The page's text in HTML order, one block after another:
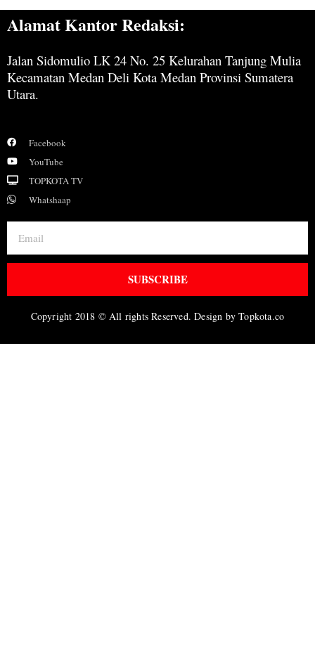
Alamat Kantor Redaksi:
Jalan Sidomulio LK 24 No. 25 Kelurahan Tanjung Mulia
Kecamatan Medan Deli Kota Medan Provinsi Sumatera
Utara.
Facebook
YouTube
TOPKOTA TV
Whatshaap
SUBSCRIBE
Copyright 2018 © All rights Reserved. Design by Topkota.co